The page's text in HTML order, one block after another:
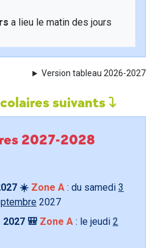
a lieu le matin des jours
Version tableau 2026-2027
suivants
2027-2028
☀️ Zone A : du samedi 3
2027
🎒 Zone A : le jeudi 2